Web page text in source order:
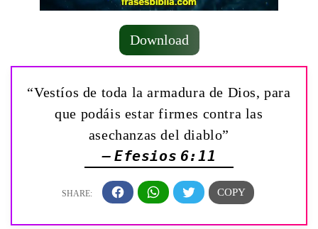
Download
“Vestíos de toda la armadura de Dios, para
que podáis estar firmes contra las
asechanzas del diablo”
— Efesios 6:11